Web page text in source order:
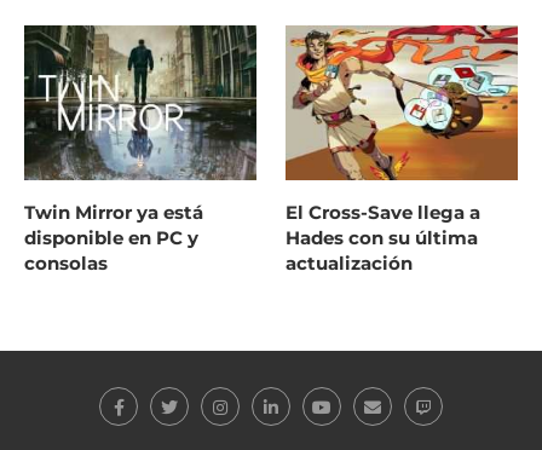
Twin Mirror ya está
disponible en PC y
consolas
El Cross-Save llega a
Hades con su última
actualización